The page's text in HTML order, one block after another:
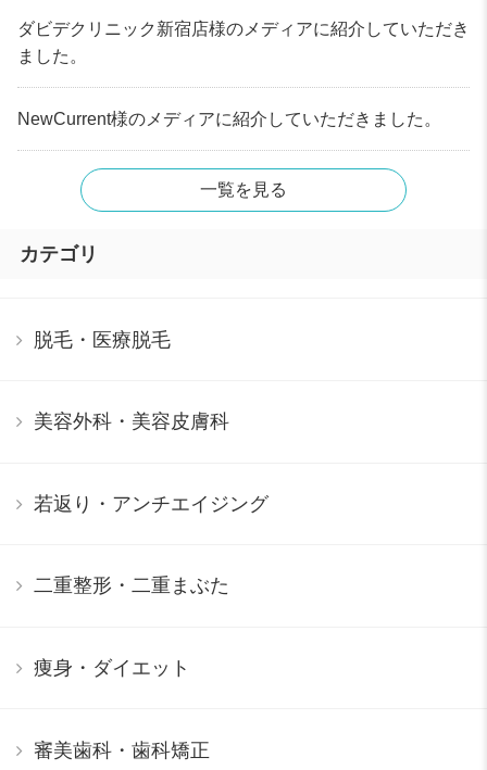
ダビデクリニック新宿店様のメディアに紹介していただき
ました。
NewCurrent様のメディアに紹介していただきました。
一覧を見る
カテゴリ
脱毛・医療脱毛
美容外科・美容皮膚科
若返り・アンチエイジング
二重整形・二重まぶた
痩身・ダイエット
審美歯科・歯科矯正